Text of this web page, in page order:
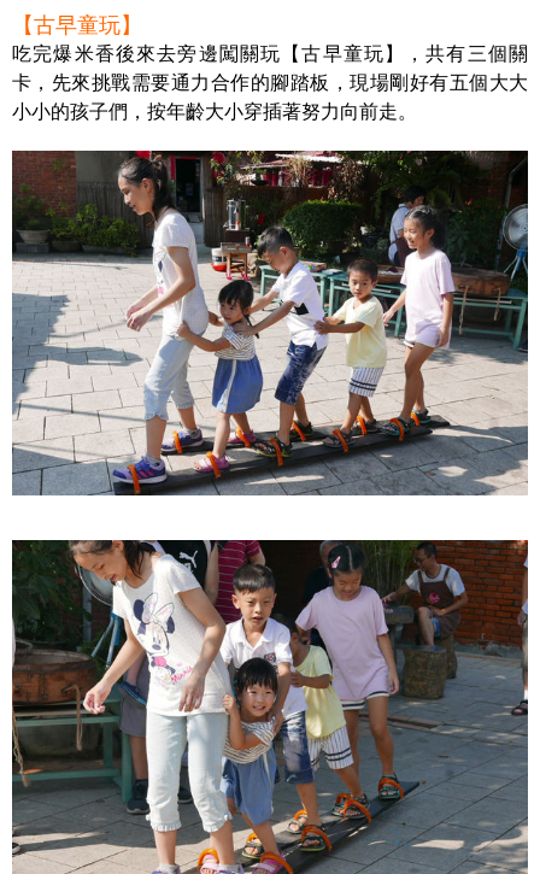
【古早童玩】
吃完爆米香後來去旁邊闖關玩【古早童玩】，共有三個關
卡，先來挑戰需要通力合作的腳踏板，現場剛好有五個大大
小小的孩子們，按年齡大小穿插著努力向前走。